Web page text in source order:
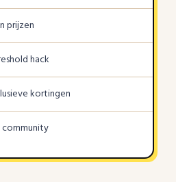
prijzen
hack
kortingen
community